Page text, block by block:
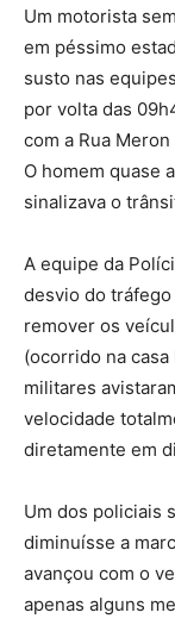
Um motorista
em péssimo
susto nas
por volta das
com a Rua
O homem quase
sinalizava o
A equipe da
desvio do
remover os
(ocorrido na
militares
velocidade
diretamente em
Um dos policiais
diminuísse a
avançou com o
apenas alguns